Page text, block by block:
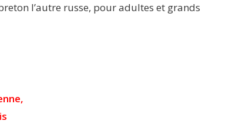
l’autre russe, pour adultes et grands